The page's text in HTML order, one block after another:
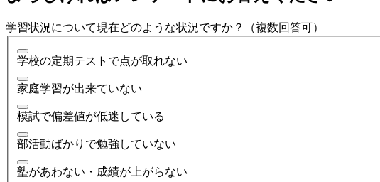
学習状況について現在どのような状況ですか？（複数回答可）
学校の定期テストで点が取れない
家庭学習が出来ていない
模試で偏差値が低迷している
部活動ばかりで勉強していない
塾があわない・成績が上がらない